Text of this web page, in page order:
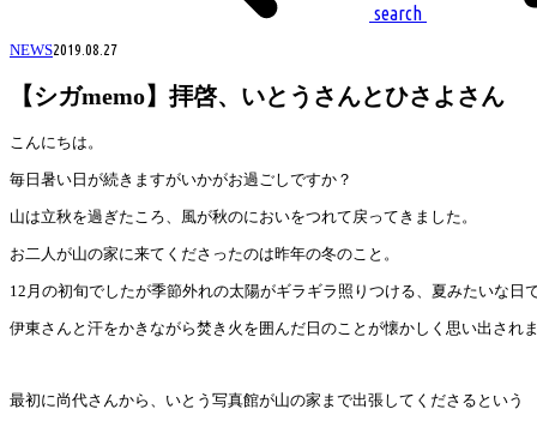
search
NEWS2019.08.27
【シガmemo】拝啓、いとうさんとひさよさん
こんにちは。
毎日暑い日が続きますがいかがお過ごしですか？
山は立秋を過ぎたころ、風が秋のにおいをつれて戻ってきました。
お二人が山の家に来てくださったのは昨年の冬のこと。
12月の初旬でしたが季節外れの太陽がギラギラ照りつける、夏みたいな日
伊東さんと汗をかきながら焚き火を囲んだ日のことが懐かしく思い出され
最初に尚代さんから、いとう写真館が山の家まで出張してくださるという